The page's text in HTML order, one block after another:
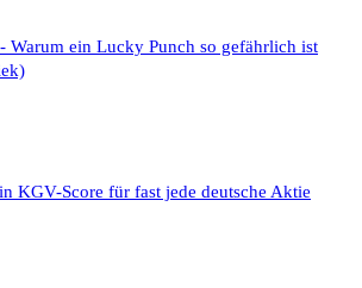
Warum ein Lucky Punch so gefährlich ist
KGV-Score für fast jede deutsche Aktie